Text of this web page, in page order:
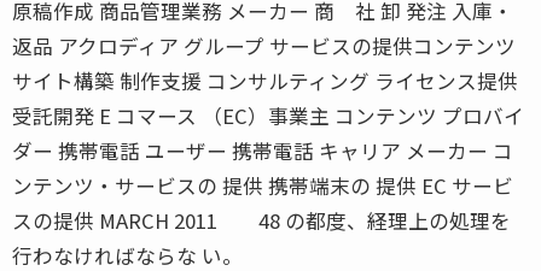
原稿作成 商品管理業務 メーカー 商 社 卸 発注 入庫・
返品 アクロディア グループ サービスの提供コンテンツ
サイト構築 制作支援 コンサルティング ライセンス提供
受託開発 E コマース （EC）事業主 コンテンツ プロバイ
ダー 携帯電話 ユーザー 携帯電話 キャリア メーカー コ
ンテンツ・サービスの 提供 携帯端末の 提供 EC サービ
スの提供 MARCH 2011 48 の都度、経理上の処理を
行わなければならな い。